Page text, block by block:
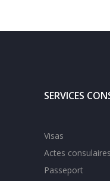
SERVICES
Visas
Actes consulaires
Passeport